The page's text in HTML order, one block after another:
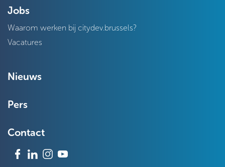
Jobs
Waarom werken bij citydev.brussels?
Vacatures
Nieuws
Pers
Contact